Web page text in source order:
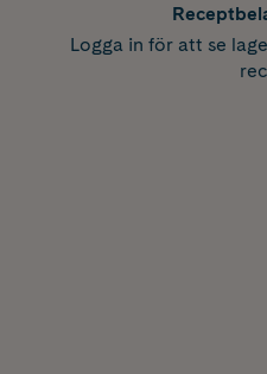
Logga in för att se